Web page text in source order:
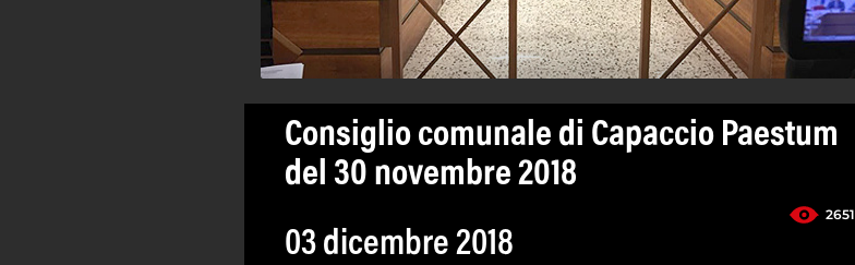
Consiglio comunale di Capaccio Paestum
del 30 novembre 2018
2651
03 dicembre 2018